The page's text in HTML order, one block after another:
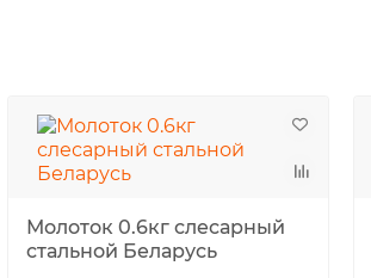
Молоток 0.6кг слесарный
стальной Беларусь